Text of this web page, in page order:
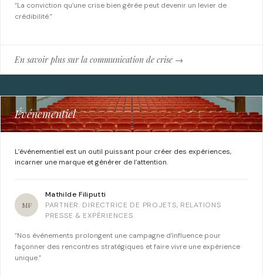
“La conviction qu’une crise bien gérée peut devenir un levier de
crédibilité.”
En savoir plus sur la communication de crise →
Événementiel
L’événementiel est un outil puissant pour créer des expériences,
incarner une marque et générer de l’attention.
MF
Mathilde Filiputti
PARTNER. DIRECTRICE DE PROJETS, RELATIONS
PRESSE & EXPÉRIENCES
“Nos événements prolongent une campagne d’influence pour
façonner des rencontres stratégiques et faire vivre une expérience
unique.”